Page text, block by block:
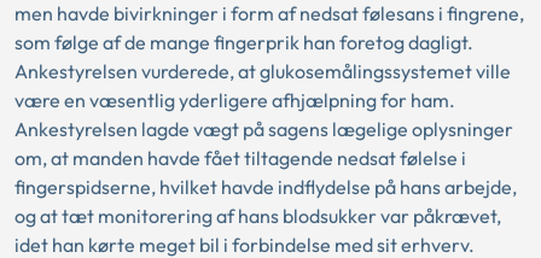
men havde bivirkninger i form af nedsat følesans i fingrene,
som følge af de mange fingerprik han foretog dagligt.
Ankestyrelsen vurderede, at glukosemålingssystemet ville
være en væsentlig yderligere afhjælpning for ham.
Ankestyrelsen lagde vægt på sagens lægelige oplysninger
om, at manden havde fået tiltagende nedsat følelse i
fingerspidserne, hvilket havde indflydelse på hans arbejde,
og at tæt monitorering af hans blodsukker var påkrævet,
idet han kørte meget bil i forbindelse med sit erhverv.